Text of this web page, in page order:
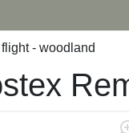
- woodland